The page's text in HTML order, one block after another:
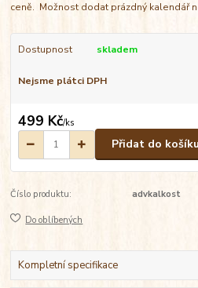
ceně. Možnost dodat prázdný kalendář
Dostupnost skladem
Nejsme plátci DPH
499 Kč/ks
Přidat do košíku
Číslo produktu: advkalkost
Do oblíbených
Kompletní specifikace